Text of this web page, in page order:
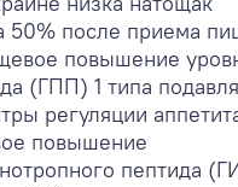
50% после приема
повышение
(ГПП) 1 типа
регуляции
повышение
пептида